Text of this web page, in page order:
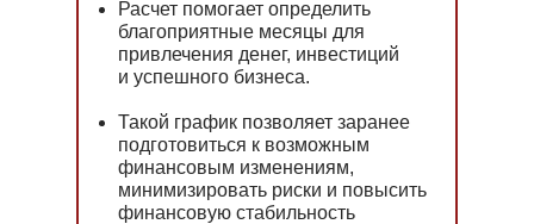
Расчет помогает определить
благоприятные месяцы для
привлечения денег, инвестиций
и успешного бизнеса.
Такой график позволяет заранее
подготовиться к возможным
финансовым изменениям,
минимизировать риски и повысить
финансовую стабильность